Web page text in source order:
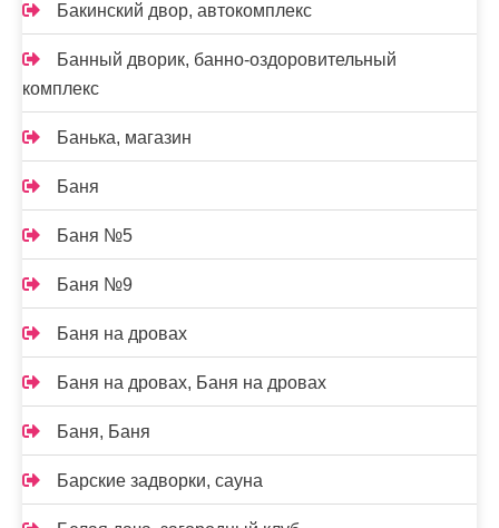
Бакинский двор, автокомплекс
Банный дворик, банно-оздоровительный
комплекс
Банька, магазин
Баня
Баня №5
Баня №9
Баня на дровах
Баня на дровах, Баня на дровах
Баня, Баня
Барские задворки, сауна